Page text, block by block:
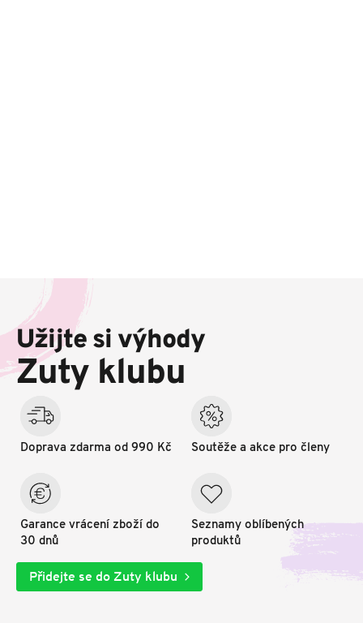
a
í
Užijte si výhody
Zuty klubu
Doprava zdarma od 990 Kč
Garance vrácení zboží do
30 dnů
Soutěže a akce pro členy
Seznamy oblíbených
produktů
Přidejte se do Zuty klubu